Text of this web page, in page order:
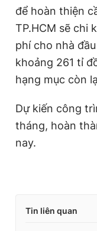
để hoàn thiện
TP.HCM sẽ chi
phí cho nhà
khoảng 261 tỉ
hạng mục còn
Dự kiến công
tháng, hoàn
nay.
Tin liên quan